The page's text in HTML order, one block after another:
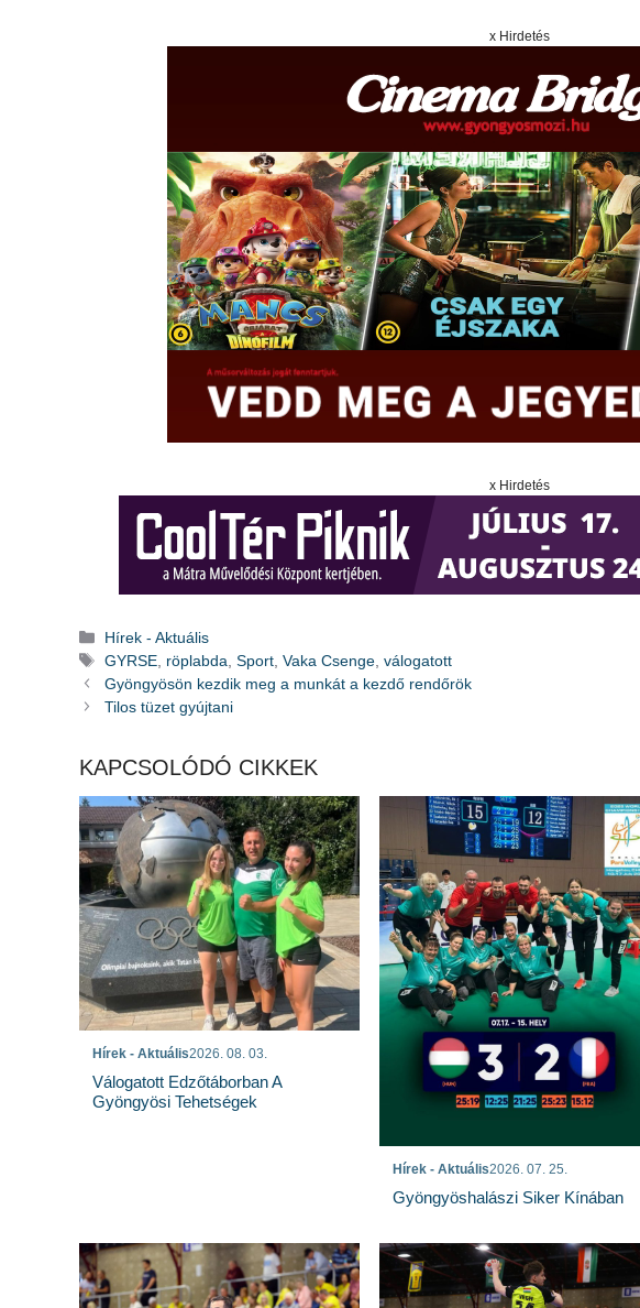
x Hirdetés
x Hirdetés
Kategória
Hírek - Aktuális
Címkék
GYRSE röplabda ,Sport ,Vaka Csenge ,válogatott
Gyöngyösön kezdik meg a munkát a kezdő rendőrök
Tilos tüzet gyújtani
KAPCSOLÓDÓ CIKKEK
Hírek - Aktuális2026. 08. 03.
Válogatott Edzőtáborban A
Gyöngyösi Tehetségek
Hírek - Aktuális2026. 07. 25.
Gyöngyöshalászi Siker Kínában